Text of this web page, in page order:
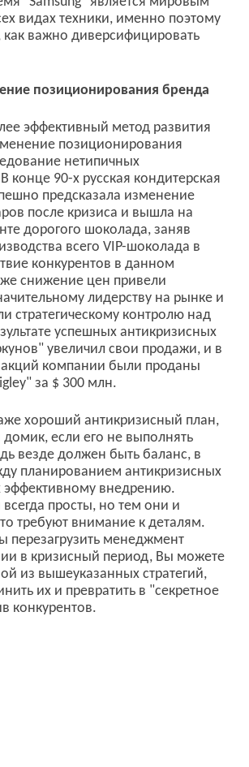
видах техники, именно поэтому
важно диверсифицировать
позиционирования бренда
эффективный метод развития
позиционирования
нетипичных
конце 90-х русская кондитерская
предсказала изменение
после кризиса и вышла на
дорогого шоколада, заняв
всего VIP-шоколада в
конкурентов в данном
снижение цен привели
лидерству на рынке и
стратегическому контролю над
успешных антикризисных
увеличил свои продажи, и в
акций компании были проданы
за $ 300 млн.
хороший антикризисный план,
домик, если его не выполнять
везде должен быть баланс, в
планированием антикризисных
эффективному внедрению.
просты, но тем они и
требуют внимание к деталям.
перезагрузить менеджмент
в кризисный период, Вы можете
из вышеуказанных стратегий,
их и превратить в "секретное
конкурентов.